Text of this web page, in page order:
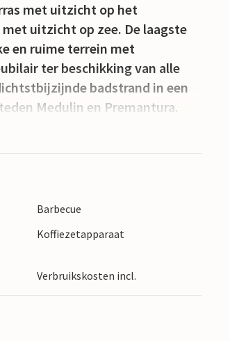
met uitzicht op het
uitzicht op zee. De laagste
en ruime terrein met
ter beschikking van alle
badstrand in een
Medulin en Premantura.
Barbecue
Koffiezetapparaat
Verbruikskosten incl.